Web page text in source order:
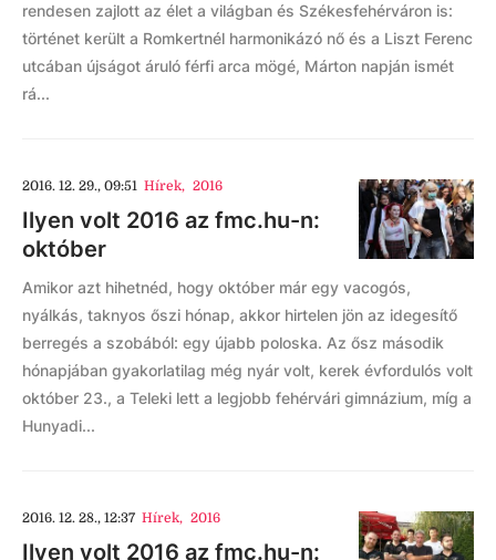
rendesen zajlott az élet a világban és Székesfehérváron is:
történet került a Romkertnél harmonikázó nő és a Liszt Ferenc
utcában újságot áruló férfi arca mögé, Márton napján ismét
rá...
2016. 12. 29., 09:51 Hírek, 2016
Ilyen volt 2016 az fmc.hu-n:
október
Amikor azt hihetnéd, hogy október már egy vacogós,
nyálkás, taknyos őszi hónap, akkor hirtelen jön az idegesítő
berregés a szobából: egy újabb poloska. Az ősz második
hónapjában gyakorlatilag még nyár volt, kerek évfordulós volt
október 23., a Teleki lett a legjobb fehérvári gimnázium, míg a
Hunyadi...
2016. 12. 28., 12:37 Hírek, 2016
Ilyen volt 2016 az fmc.hu-n: